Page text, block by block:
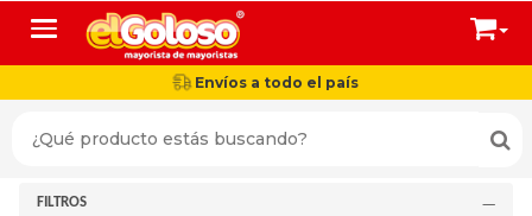
Toggle navigation
Envíos a todo el país
FILTROS